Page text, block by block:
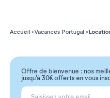
Accueil Vacances Portugal
Offre de bienvenue : nos
jusqu'à 30€ offerts en vous